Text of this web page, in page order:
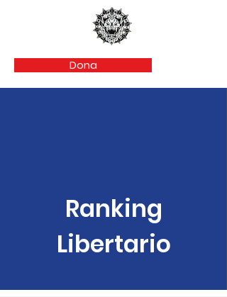
Dona
Ranking
Libertario